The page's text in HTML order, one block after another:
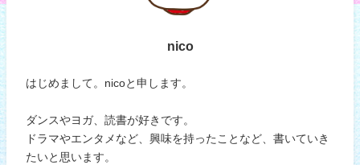
nico
はじめまして。nicoと申します。
ダンスやヨガ、読書が好きです。
ドラマやエンタメなど、興味を持ったことなど、書いていき
たいと思います。